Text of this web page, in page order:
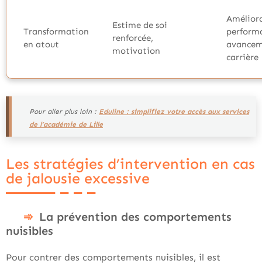
Transformation
en atout
Estime de soi
renforcée,
motivation
carrière
Pour aller plus loin : Eduline : simplifiez votre accès aux services
de l’académie de Lille
Les stratégies d’intervention en cas
de jalousie excessive
La prévention des comportements
nuisibles
Pour contrer des comportements nuisibles, il est